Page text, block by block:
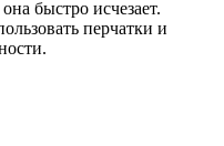
быстро исчезает.
перчатки и